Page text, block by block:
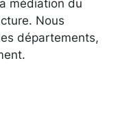
Nous
départements,